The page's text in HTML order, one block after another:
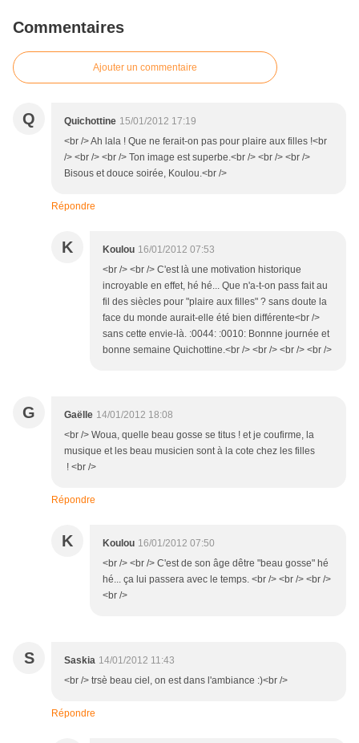
Commentaires
Ajouter un commentaire
Q Quichottine 15/01/2012 17:19
<br /> Ah lala ! Que ne ferait-on pas pour plaire aux filles !<br
/> <br /> <br /> Ton image est superbe.<br /> <br /> <br />
Bisous et douce soirée, Koulou.<br />
Répondre
K Koulou 16/01/2012 07:53
<br /> <br /> C'est là une motivation historique
incroyable en effet, hé hé... Que n'a-t-on pass fait au
fil des siècles pour "plaire aux filles" ? sans doute la
face du monde aurait-elle été bien différente<br />
sans cette envie-là. :0044: :0010: Bonnne journée et
bonne semaine Quichottine.<br /> <br /> <br /> <br />
G Gaëlle 14/01/2012 18:08
<br /> Woua, quelle beau gosse se titus ! et je coufirme, la
musique et les beau musicien sont à la cote chez les filles
! <br />
Répondre
K Koulou 16/01/2012 07:50
<br /> <br /> C'est de son âge dêtre "beau gosse" hé
hé... ça lui passera avec le temps. <br /> <br /> <br />
<br />
S Saskia 14/01/2012 11:43
<br /> trsè beau ciel, on est dans l'ambiance :)<br />
Répondre